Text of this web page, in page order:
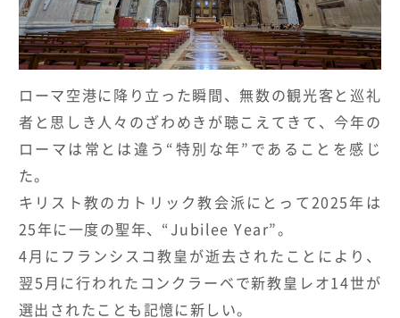
ローマ空港に降り立った瞬間、無数の観光客と巡礼
者と思しき人々のざわめきが聴こえてきて、今年の
ローマは常とは違う “ 特別な年” であることを感じ
た。
キリスト教のカトリック教会派にとって 2025年は
25年に一度の聖年、“ Jubilee Year”。
4 月にフランシスコ教皇が逝去されたことにより、
翌 5 月に行われたコンクラーベで新教皇レオ 14世が
選出されたことも記憶に新しい。